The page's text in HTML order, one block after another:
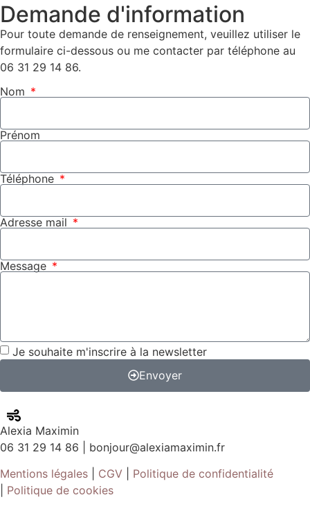
Demande d'information
Pour toute demande de renseignement, veuillez utiliser le
formulaire ci-dessous ou me contacter par téléphone au
06 31 29 14 86.
Nom
Prénom
Téléphone
Adresse mail
Message
Je souhaite m'inscrire à la newsletter
Envoyer
Alexia Maximin
06 31 29 14 86 | bonjour@alexiamaximin.fr
Mentions légales
CGV
Politique de confidentialité
Politique de cookies